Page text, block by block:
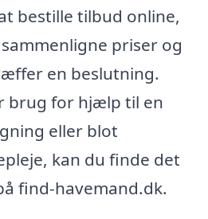
bestille tilbud online,
priser og
en beslutning.
brug for hjælp til en
eller blot
kan du finde det
find-havemand.dk.